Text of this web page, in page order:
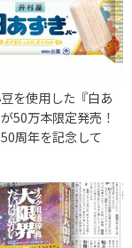
を使用した『白あ
50万本限定発売！
周年を記念して